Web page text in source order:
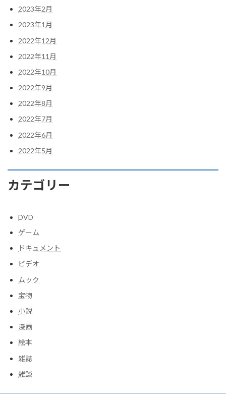
2023年2月
2023年1月
2022年12月
2022年11月
2022年10月
2022年9月
2022年8月
2022年7月
2022年6月
2022年5月
カテゴリー
DVD
ゲーム
ドキュメント
ビデオ
ムック
宝物
小説
漫画
絵本
雑誌
雑談